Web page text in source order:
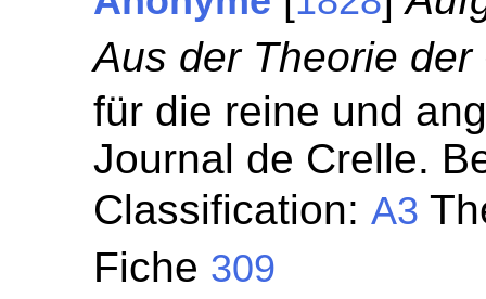
Aus der Theorie
für die reine und
Journal de Crelle.
Classification:A3
Fiche 309